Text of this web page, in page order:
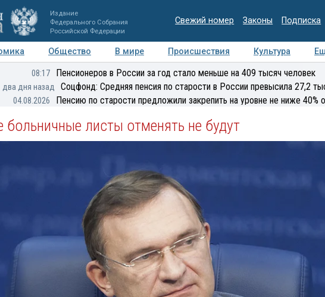
Издание
Федерального Собрания
Российской Федерации
Свежий номер Законы Подписка
Общество В мире Происшествия Культура
Мнения Регионы Медиацентр Интервью
08:17 Пенсионеров в России за год стало меньше на 409 тысяч человек
два дня назад Соцфонд: Средняя пенсия по старости в России превысила 27,2
04.08.2026 Пенсию по старости предложили закрепить на уровне не ниже 40%
листы отменять не будут